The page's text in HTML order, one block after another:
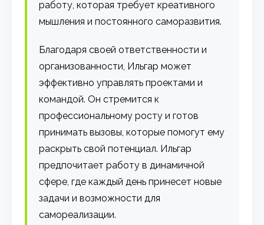
работу, которая требует креативного
мышления и постоянного саморазвития.
Благодаря своей ответственности и
организованности, Ильгар может
эффективно управлять проектами и
командой. Он стремится к
профессиональному росту и готов
принимать вызовы, которые помогут ему
раскрыть свой потенциал. Ильгар
предпочитает работу в динамичной
сфере, где каждый день принесет новые
задачи и возможности для
самореализации.